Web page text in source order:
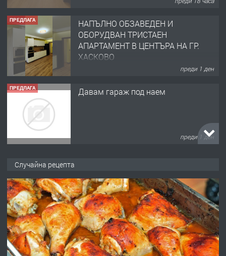
ПРЕДЛАГА
НАПЪЛНО ОБЗАВЕДЕН И
ОБОРУДВАН ТРИСТАЕН
АПАРТАМЕНТ В ЦЕНТЪРА НА ГР.
ХАСКОВО
преди 1 ден
ПРЕДЛАГА Давам гараж под наем
преди 1 ден
градската градина!
преди 1 ден
ПРЕДЛАГА
ПРОСТОРЕН ТРИСТАЕН
АПАРТАМЕНТ В НОВА СГРАДА КВ.
КУБА
Случайна рецепта